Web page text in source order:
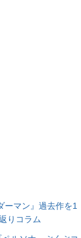
ーマン』過去作を1
りコラム